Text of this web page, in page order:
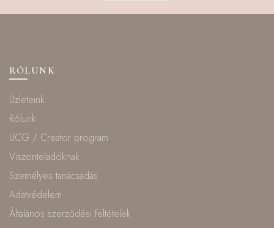
RÓLUNK
Üzleteink
Rólunk
UCG / Creator program
Viszonteladóknak
Személyes tanácsadás
Adatvédelem
Általános szerződési feltételek